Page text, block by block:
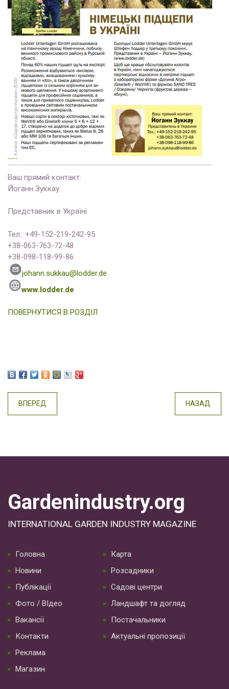
Ваш прямий контакт:
Йоганн Зуккау
Представник в Україні
Тел.: +49-152-219-242-95
+38-063-763-72-48
+38-098-118-99-86
johann.sukkau@lodder.de
www.lodder.de
ПОВЕРНУТИСЯ В РОЗДІЛ
ВПЕРЕД НАЗАД
Gardenindustry.org
INTERNATIONAL GARDEN INDUSTRY MAGAZINE
Головна
Новини
Публікації
Фото / ВІдео
Вакансії
Контакти
Реклама
Магазин
Карта
Розсадники
Садові центри
Ландшафт та догляд
Постачальники
Актуальні пропозиції